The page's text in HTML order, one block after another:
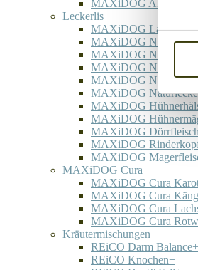
MAXiDOG Allround
Leckerlis
MAXiDOG Lammfüße
MAXiDOG
MAXiDOG
MAXiDOG
MAXiDOG
MAXiDOG
MAXiDOG
MAXiDOG
MAXiDOG Dörrfleisch
MAXiDOG
MAXiDOG
MAXiDOG Cura
MAXiDOG Cura
MAXiDOG Cura
MAXiDOG Cura
MAXiDOG Cura
Kräutermischungen
REiCO Darm Balance+
REiCO Knochen+